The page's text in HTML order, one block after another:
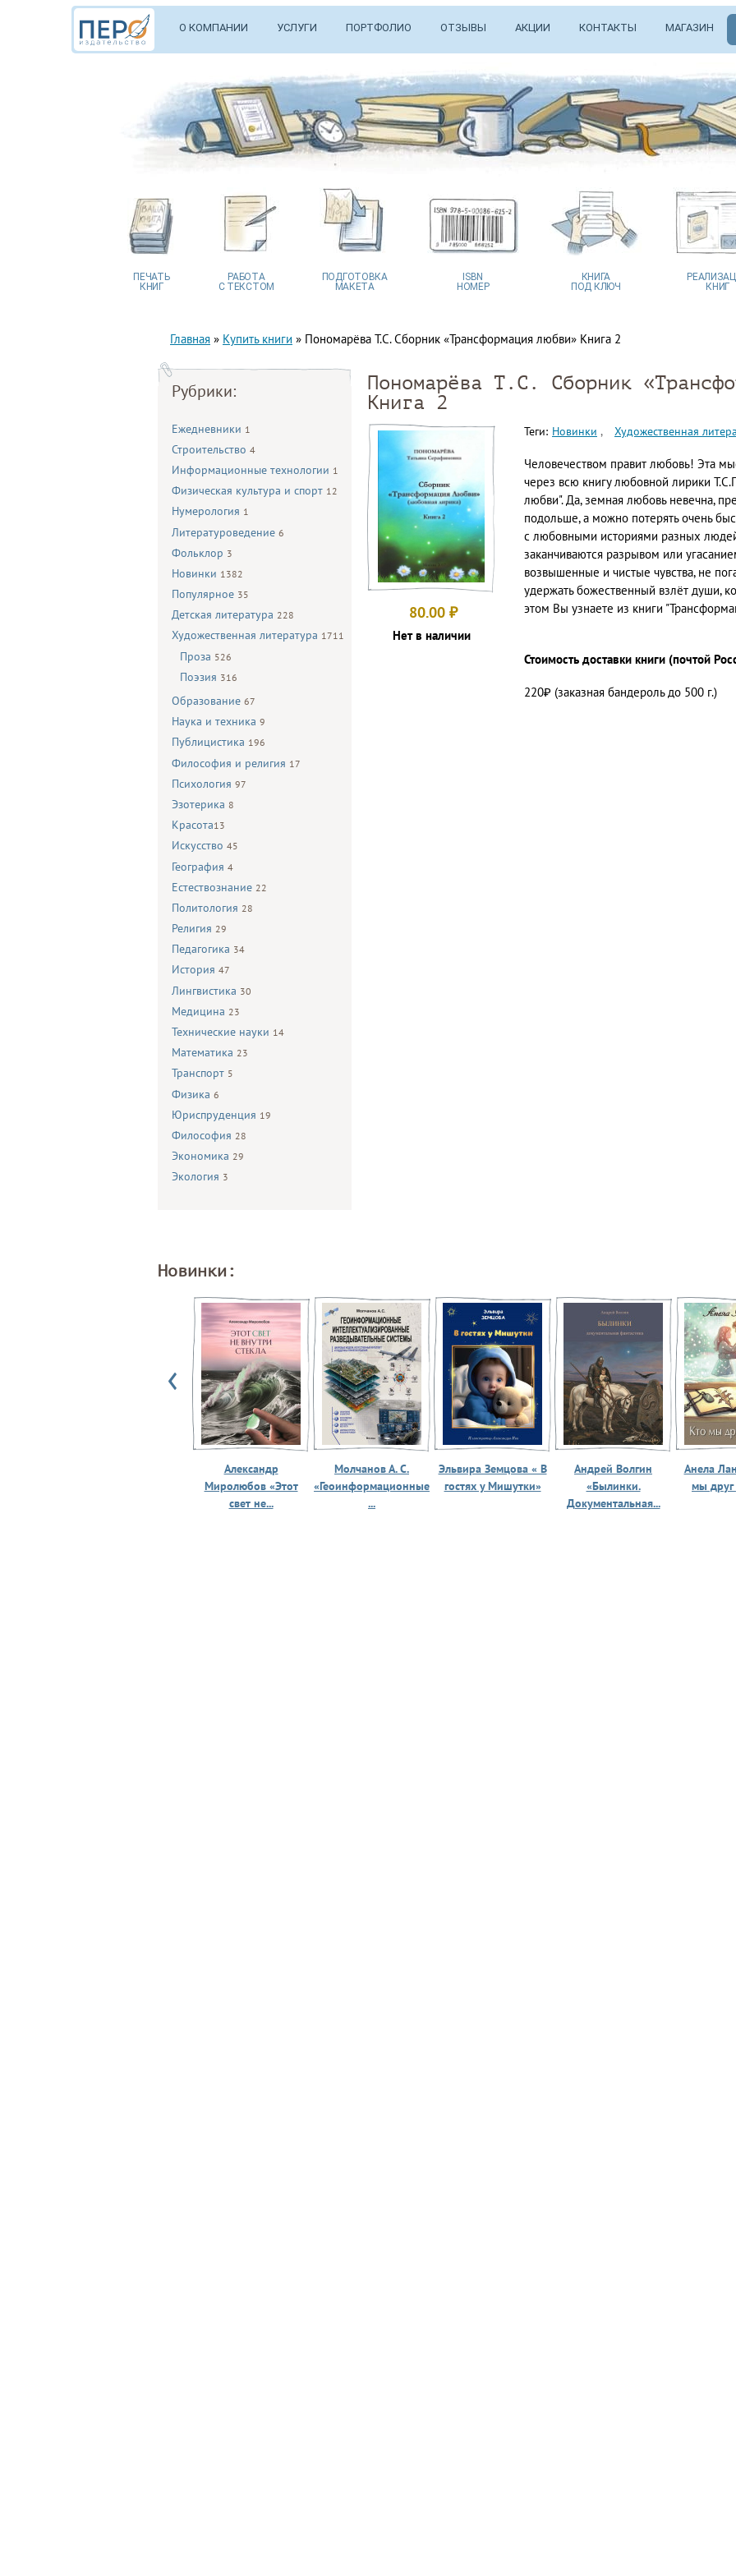
О КОМПАНИИ УСЛУГИ ПОРТФОЛИО ОТЗЫВЫ АКЦИИ КОНТАКТЫ МАГАЗИН
ПЕЧАТЬ
КНИГ
РАБОТА
С ТЕКСТОМ
ПОДГОТОВКА
МАКЕТА
ISBN
НОМЕР
КНИГА
ПОД КЛЮЧ
КНИГ
Главная » Купить книги » Пономарёва Т.С. Сборник «Трансформация любви» Книга 2
Рубрики:
Ежедневники 1
Строительство 4
Информационные технологии 1
Физическая культура и спорт 12
Нумерология 1
Литературоведение 6
Фольклор 3
Новинки 1382
Популярное 35
Детская литература 228
Художественная литература 1711
Проза 526
Поэзия 316
Образование 67
Наука и техника 9
Публицистика 196
Философия и религия 17
Психология 97
Эзотерика 8
Красота13
Искусство 45
География 4
Естествознание 22
Политология 28
Религия 29
Педагогика 34
История 47
Лингвистика 30
Медицина 23
Технические науки 14
Математика 23
Транспорт 5
Физика 6
Юриспруденция 19
Философия 28
Экономика 29
Экология 3
Пономарёва Т.С. Сборник
Книга 2
80.00 ₽
Нет в наличии
Теги: Новинки Художественная
Человечеством правит любовь! Эта
через всю книгу любовной лирики
любви". Да, земная любовь невечна,
подольше, а можно потерять очень
с любовными историями разных
заканчиваются разрывом или
возвышенные и чистые чувства, не
удержать божественный взлёт души,
этом Вы узнаете из книги
Стоимость доставки книги (почтой
220₽ (заказная бандероль до 500 г.)
Новинки:
Александр
Миролюбов «Этот
свет не...
Молчанов А. С.
«Геоинформационные
...
Эльвира Земцова « В
гостях у Мишутки»
Андрей Волгин
«Былинки.
Документальная...
Анела
мы друг